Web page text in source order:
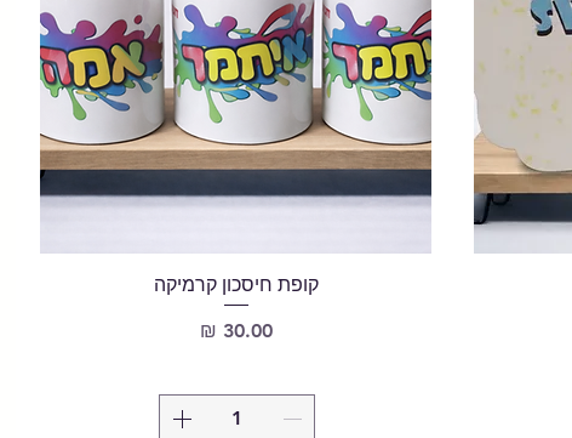
קופת חיסכון קרמיקה
מחיר‏30.00 ‏₪